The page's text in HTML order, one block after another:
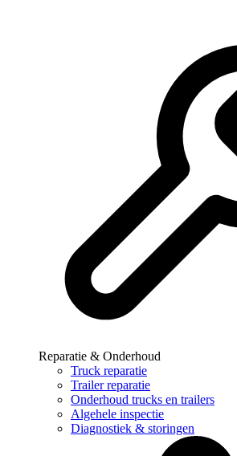
Reparatie & Onderhoud
Truck reparatie
Trailer reparatie
Onderhoud trucks en trailers
Algehele inspectie
Diagnostiek & storingen